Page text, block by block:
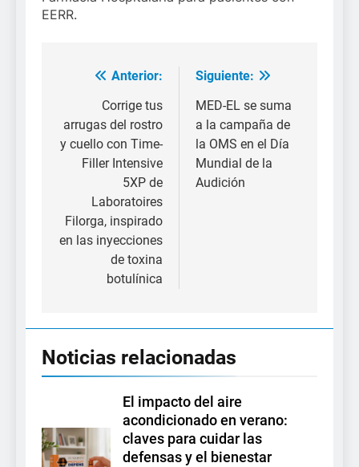
EERR.
Navegación
entradas
Anterior:
Corrige tus
arrugas del rostro
y cuello con Time-
Filler Intensive
5XP de
Laboratoires
Filorga, inspirado
en las inyecciones
de toxina
botulínica
Siguiente:
MED-EL se suma
a la campaña de
la OMS en el Día
Mundial de la
Audición
Noticias relacionadas
El impacto del aire
acondicionado en verano:
claves para cuidar las
defensas y el bienestar